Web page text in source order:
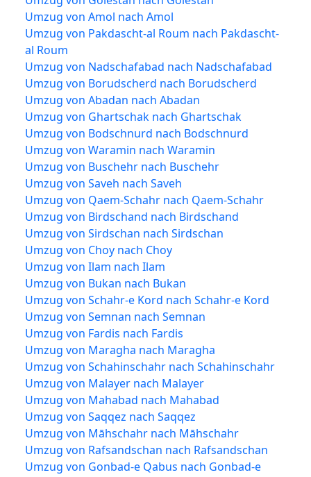
Umzug von Amol nach Amol
Umzug von Pakdascht-al Roum nach Pakdascht-
al Roum
Umzug von Nadschafabad nach Nadschafabad
Umzug von Borudscherd nach Borudscherd
Umzug von Abadan nach Abadan
Umzug von Ghartschak nach Ghartschak
Umzug von Bodschnurd nach Bodschnurd
Umzug von Waramin nach Waramin
Umzug von Buschehr nach Buschehr
Umzug von Saveh nach Saveh
Umzug von Qaem-Schahr nach Qaem-Schahr
Umzug von Birdschand nach Birdschand
Umzug von Sirdschan nach Sirdschan
Umzug von Choy nach Choy
Umzug von Ilam nach Ilam
Umzug von Bukan nach Bukan
Umzug von Schahr-e Kord nach Schahr-e Kord
Umzug von Semnan nach Semnan
Umzug von Fardis nach Fardis
Umzug von Maragha nach Maragha
Umzug von Schahinschahr nach Schahinschahr
Umzug von Malayer nach Malayer
Umzug von Mahabad nach Mahabad
Umzug von Saqqez nach Saqqez
Umzug von Māhschahr nach Māhschahr
Umzug von Rafsandschan nach Rafsandschan
Umzug von Gonbad-e Qabus nach Gonbad-e